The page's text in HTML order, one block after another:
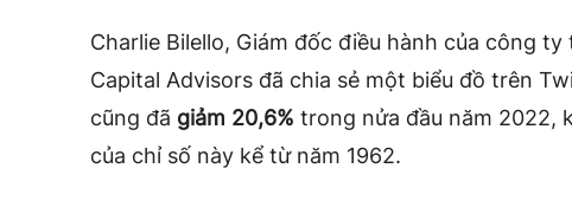
Charlie Bilello, Giám đốc điều hành của công
Capital Advisors đã chia sẻ một biểu đồ trên
cũng đã giảm 20,6% trong nửa đầu năm 2022,
của chỉ số này kể từ năm 1962.